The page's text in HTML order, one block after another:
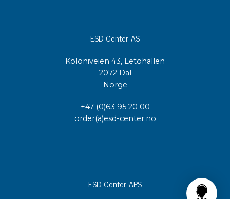
ESD Center AS
Koloniveien 43, Letohallen
2072 Dal
Norge
+47 (0)63 95 20 00
order(a)esd-center.no
ESD Center APS